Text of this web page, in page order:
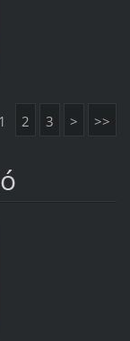
1 2 3 > >>